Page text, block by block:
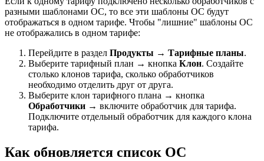
разными шаблонами ОС, то все эти шаблоны ОС будут
отображаться в одном тарифе. Чтобы "лишние" шаблоны ОС
не отображались в одном тарифе:
Перейдите в раздел Продукты → Тарифные планы.
Выберите тарифный план → кнопка Клон. Создайте
столько клонов тарифа, сколько обработчиков
необходимо отделить друг от друга.
Выберите клон тарифного плана → кнопка
Обработчики → включите обработчик для тарифа.
Подключите отдельный обработчик для каждого клона
тарифа.
Как обновляется список ОС